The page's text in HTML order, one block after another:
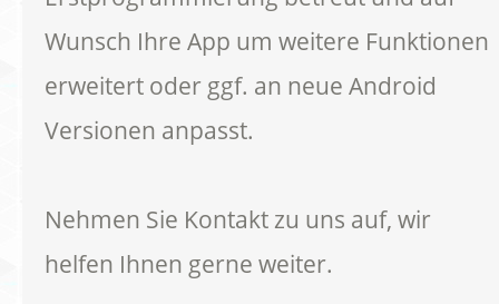
Wunsch Ihre App um weitere Funktionen
erweitert oder ggf. an neue Android
Versionen anpasst.
Nehmen Sie Kontakt zu uns auf, wir
helfen Ihnen gerne weiter.